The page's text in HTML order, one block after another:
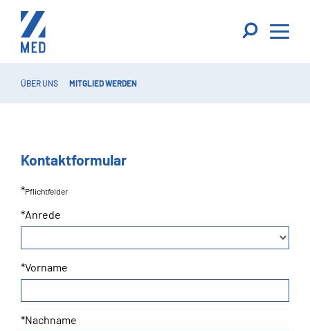
ÜBER UNS MITGLIED WERDEN
Kontaktformular
*Pflichtfelder
*Anrede
*Vorname
*Nachname